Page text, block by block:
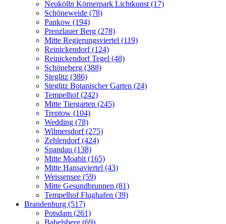
Neukölln Körnerpark Lichtkunst (17)
Schöneweide (78)
Pankow (194)
Prenzlauer Berg (278)
Mitte Regierungsviertel (119)
Reinickendorf (124)
Reinickendorf Tegel (48)
Schöneberg (388)
Steglitz (386)
Steglitz Botanischer Garten (24)
Tempelhof (242)
Mitte Tiergarten (245)
Treptow (104)
Wedding (78)
Wilmersdorf (275)
Zehlendorf (424)
Spandau (138)
Mitte Moabit (165)
Mitte Hansaviertel (43)
Weissensee (59)
Mitte Gesundbrunnen (81)
Tempelhof Flughafen (39)
Brandenburg (517)
Potsdam (261)
Babelsberg (69)